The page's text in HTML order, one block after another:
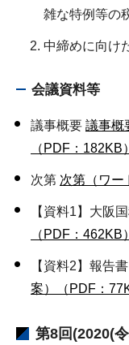
雑な特例等の
中締めに向け
会議資料等
議事概要 議事概
（PDF：182KB）
次第 次第（ワー
【資料1】大阪
（PDF：462KB）
【資料2】報告
案）（PDF：
第8回(2020(